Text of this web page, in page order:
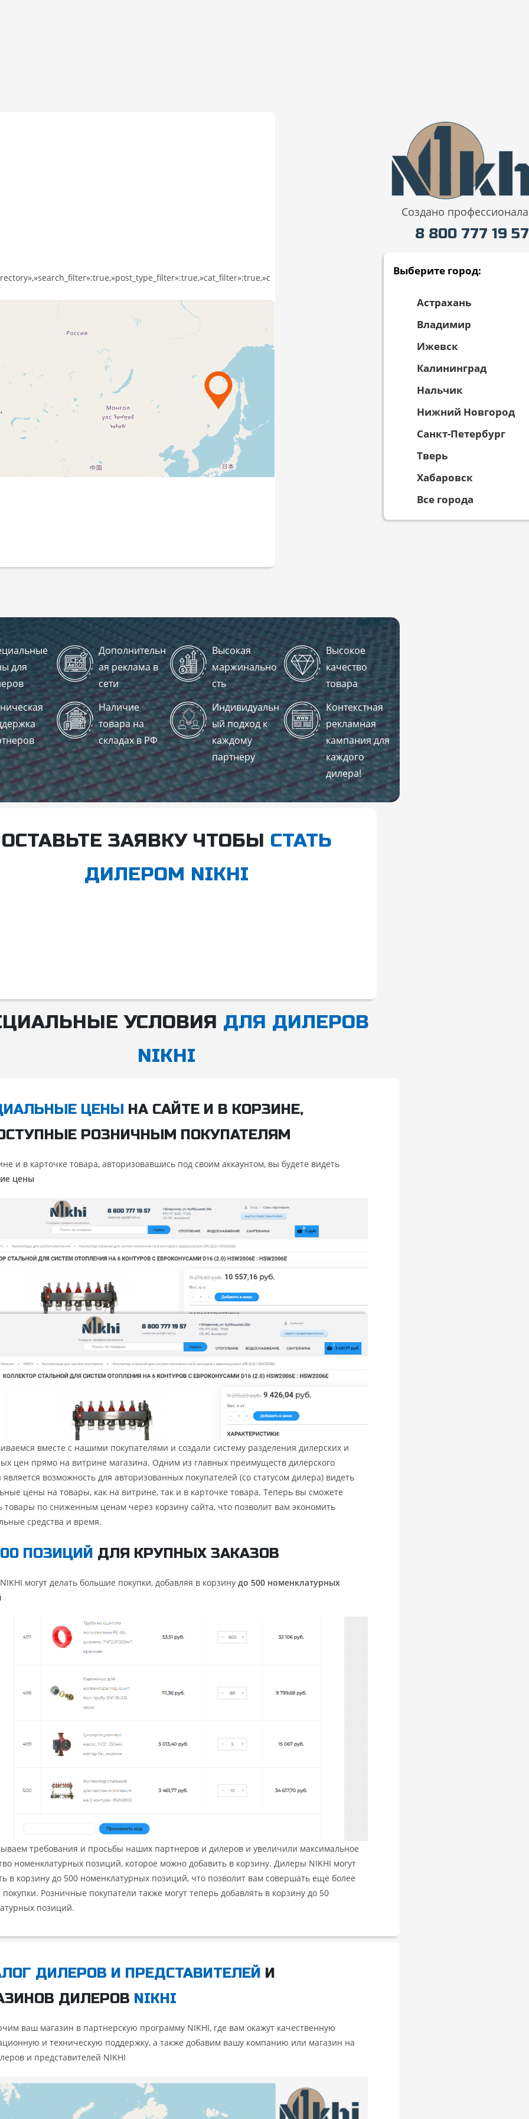
Создано
8 800 777 19 57
Выберите город:
Астрахань
Владимир
Ижевск
Калининград
Нальчик
Нижний Новгород
Санкт-Петербург
Тверь
Хабаровск
Все города
для
Дополнительн
ая реклама в
сети
Высокая
маржинально
сть
Высокое
качество
товара
Наличие
товара на
складах в РФ
Индивидуальн
ый подход к
каждому
партнеру
Контекстная
рекламная
кампания для
каждого
дилера!
ОСТАВЬТЕ ЗАЯВКУ ЧТОБЫ СТАТЬ
ДИЛЕРОМ NIKHI
УСЛОВИЯ ДЛЯ ДИЛЕРОВ
NIKHI
ЦЕНЫ НА САЙТЕ И В КОРЗИНЕ,
РОЗНИЧНЫМ ПОКУПАТЕЛЯМ
и в карточке товара, авторизовавшись под своим аккаунтом, вы будете видеть
цены
вместе с нашими покупателями и создали систему разделения дилерских и
цен прямо на витрине магазина. Одним из главных преимуществ дилерского
является возможность для авторизованных покупателей (со статусом дилера) видеть
цены на товары, как на витрине, так и в карточке товара. Теперь вы сможете
товары по сниженным ценам через корзину сайта, что позволит вам экономить
средства и время.
ПОЗИЦИЙ ДЛЯ КРУПНЫХ ЗАКАЗОВ
могут делать большие покупки, добавляя в корзину до 500 номенклатурных
требования и просьбы наших партнеров и дилеров и увеличили максимальное
номенклатурных позиций, которое можно добавить в корзину. Дилеры NIKHI могут
в корзину до 500 номенклатурных позиций, что позволит вам совершать еще более
Розничные покупатели также могут теперь добавлять в корзину до 50
позиций.
ДИЛЕРОВ И ПРЕДСТАВИТЕЛЕЙ И
ДИЛЕРОВ NIKHI
ваш магазин в партнерскую программу NIKHI, где вам окажут качественную
и техническую поддержку, а также добавим вашу компанию или магазин на
и представителей NIKHI